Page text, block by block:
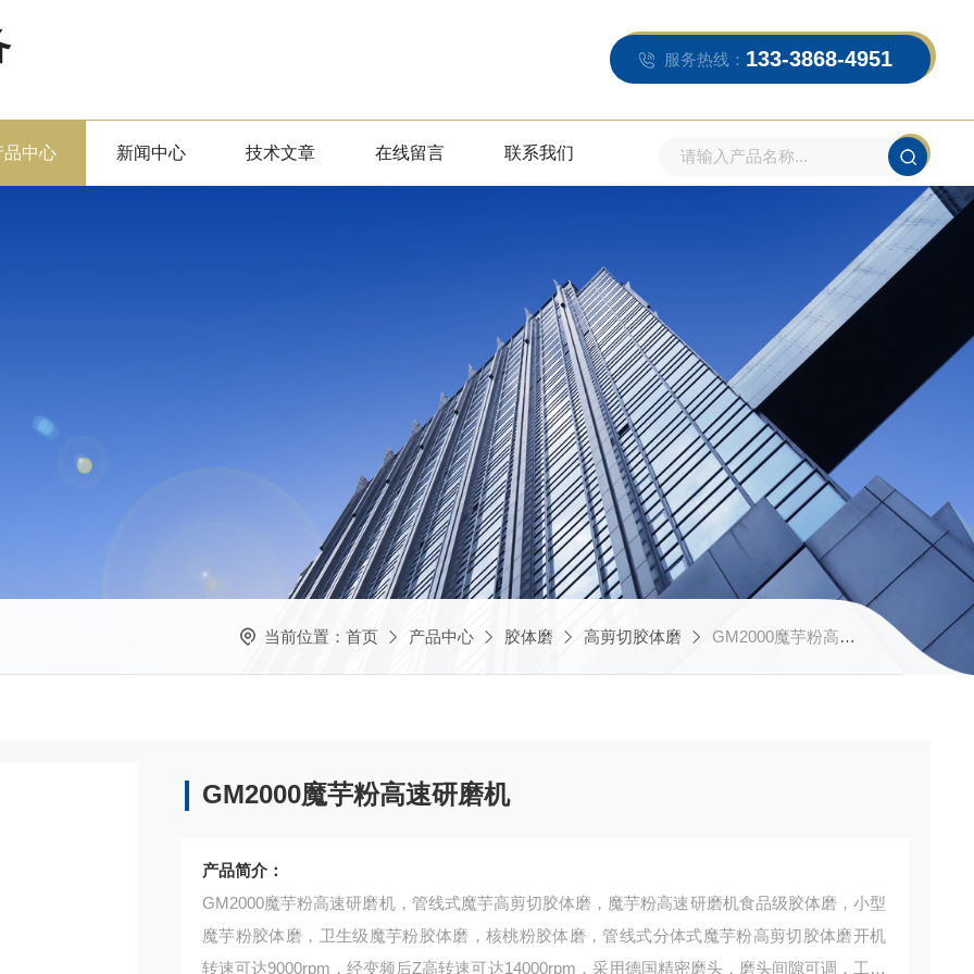
服务热线： 133-3868-4951
品中心 新闻中心 技术文章 在线留言 联系我们
当前位置： 首页 产品中心 胶体磨 高剪切胶体磨 GM2000魔芋粉高速研磨机
GM2000魔芋粉高速研磨机
产品简介：
GM2000魔芋粉高速研磨机，管线式魔芋高剪切胶体磨，魔芋粉高速研磨机食品级胶体磨，小型
魔芋粉胶体磨，卫生级魔芋粉胶体磨，核桃粉胶体磨，管线式分体式魔芋粉高剪切胶体磨开机
转速可达9000rpm，经变频后Z高转速可达14000rpm，采用德国精密磨头，磨头间隙可调，工作